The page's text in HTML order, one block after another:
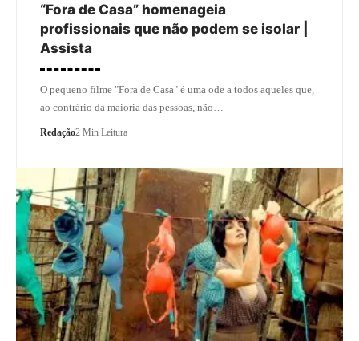
“Fora de Casa” homenageia
profissionais que não podem se isolar |
Assista
O pequeno filme "Fora de Casa" é uma ode a todos aqueles que,
ao contrário da maioria das pessoas, não…
Redação2 Min Leitura